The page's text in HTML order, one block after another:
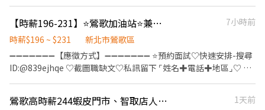
貨、收銀結帳、接待等 智取店：理貨、搬運、維持門市作業區環
境、清潔維護作業、需有交通工具 (一天需跑店3~5間智取店) 🦐
【上班時間】： 一般店 ↓ 早班時段 - 11:00~17:30 晚班時段 -
16:15~22:45、18:45~22:45 ＝＝＝＝＝＝＝＝＝＝＝＝＝＝＝＝＝
＝＝＝＝＝＝＝＝＝ 智取店 ↓ 早班時段 - 07:00~12:00、
17:30~21:30、18:00~22:00、18:30~22:30 ＝＝＝＝＝＝＝＝＝＝
【時薪196-231】⭐鶯歌加油站⭐兼職打工⭐無經驗可⭐有人教⭐車自CC
7小時前
時薪$196 ~ $231
新北市鶯歌區
➖➖➖➖➖➖➖【應徵方式】➖➖➖➖➖➖➖ ⭐預約面試♡快速安排-搜尋
ID:@839ejhqe ♡截圖職缺文♡私訊留下 ⌜姓名✚電話✚地區⌟♡ ⭐
地點任選】 📍新北市鶯歌區三鶯路000號 📍新北市鶯歌區鶯桃路
鶯歌高時薪244蝦皮門市、智取店人員/書審/錄取率高/無經驗可/學生可-KO
1天前